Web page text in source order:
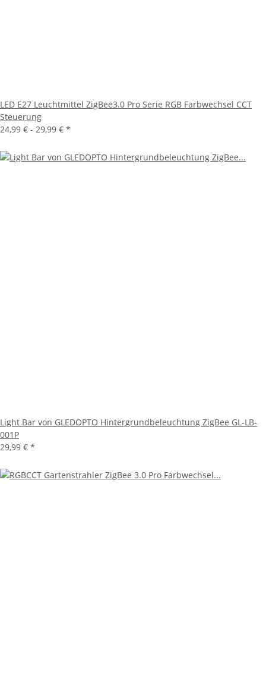
LED E27 Leuchtmittel ZigBee3.0 Pro Serie RGB Farbwechsel CCT
Steuerung
24,99 € - 29,99 € *
Light Bar von GLEDOPTO Hintergrundbeleuchtung ZigBee GL-LB-
001P
29,99 € *